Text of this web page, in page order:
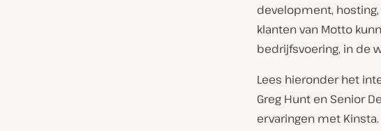
a
n
k
a
n
t
development,
klanten van Motto
bedrijfsvoering, in de
Lees hieronder het
Greg Hunt en Senior
ervaringen met Kinsta.